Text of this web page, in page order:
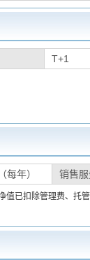
T+1
每年） 销售
已扣除管理费、托管